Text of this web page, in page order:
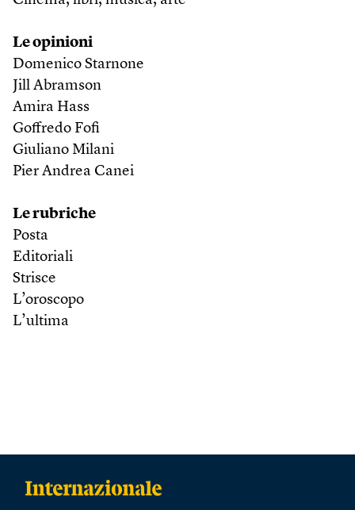
Le opinioni
Domenico Starnone
Jill Abramson
Amira Hass
Goffredo Fofi
Giuliano Milani
Pier Andrea Canei
Le rubriche
Posta
Editoriali
Strisce
L’oroscopo
L’ultima